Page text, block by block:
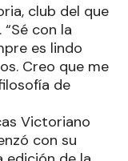
club del que
con la
es lindo
Creo que me
de
Victoriano
con su